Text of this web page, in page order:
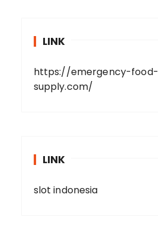
LINK
https://emergency-food-
supply.com/
LINK
slot indonesia